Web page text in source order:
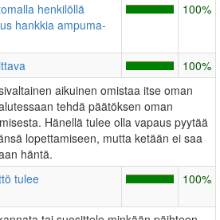
henkilöllä
hankkia ampuma-
100%
100%
aikuinen omistaa itse oman
tehdä päätöksen oman
Hänellä tulee olla vapaus pyytää
lopettamiseen, mutta ketään ei saa
häntä.
tulee
100%